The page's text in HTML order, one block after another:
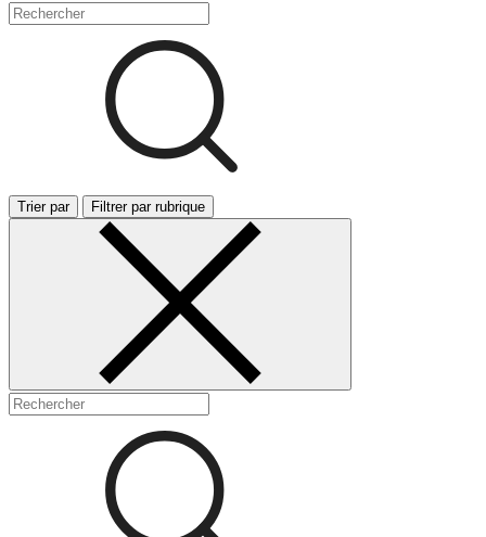
Trier par Filtrer par rubrique